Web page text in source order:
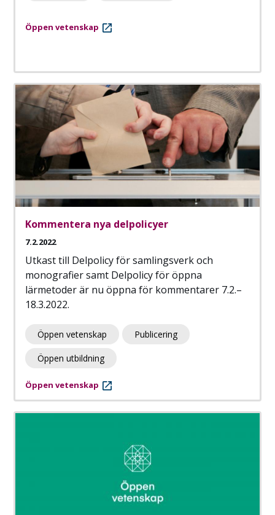
Öppen vetenskap
Kommentera nya delpolicyer
7.2.2022
Utkast till Delpolicy för samlingsverk och
monografier samt Delpolicy för öppna
lärmetoder är nu öppna för kommentarer 7.2.–
18.3.2022.
Öppen vetenskap Publicering
Öppen utbildning
Öppen vetenskap